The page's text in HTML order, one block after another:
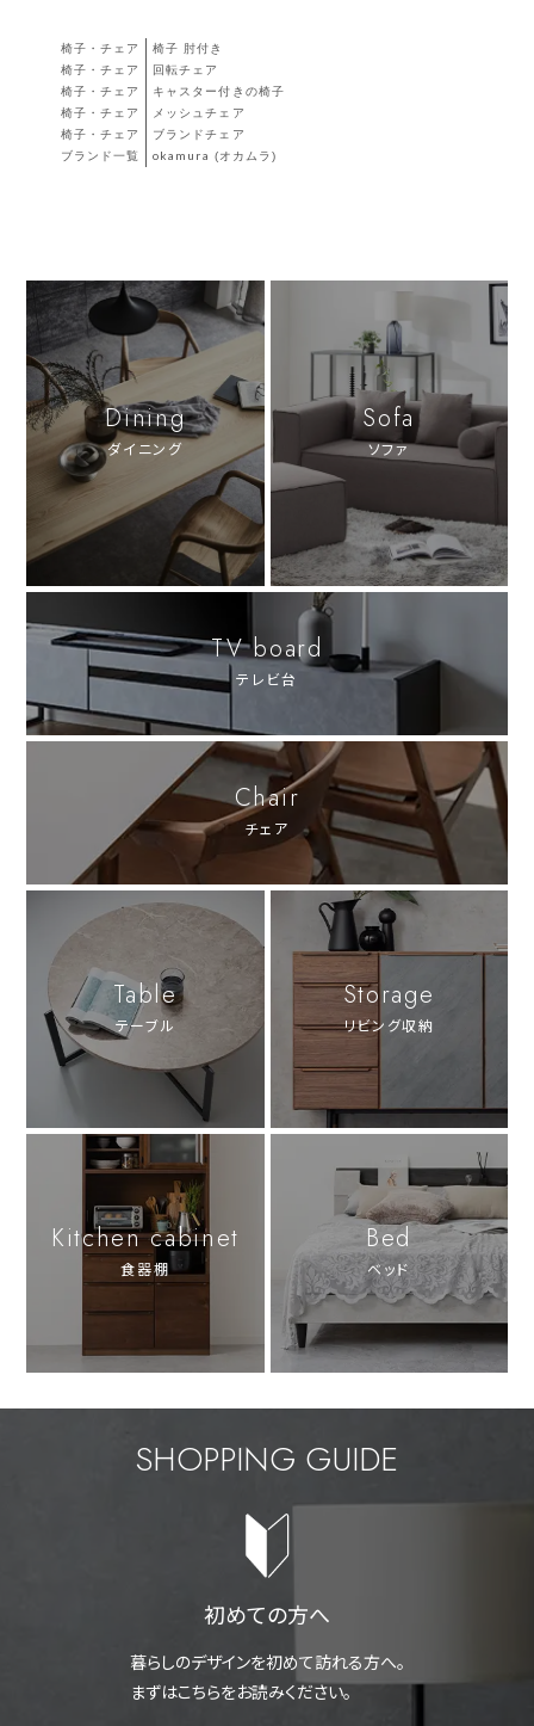
椅子・チェア
椅子 肘付き
椅子・チェア
回転チェア
椅子・チェア
キャスター付きの椅子
椅子・チェア
メッシュチェア
椅子・チェア
ブランドチェア
ブランド一覧
okamura (オカムラ)
Dining
ダイニング
Sofa
ソファ
TV board
テレビ台
Chair
チェア
Table
テーブル
Storage
リビング収納
Kitchen cabinet
食器棚
Bed
ベッド
SHOPPING GUIDE
初めての方へ
暮らしのデザインを初めて訪れる方へ。
まずはこちらをお読みください。